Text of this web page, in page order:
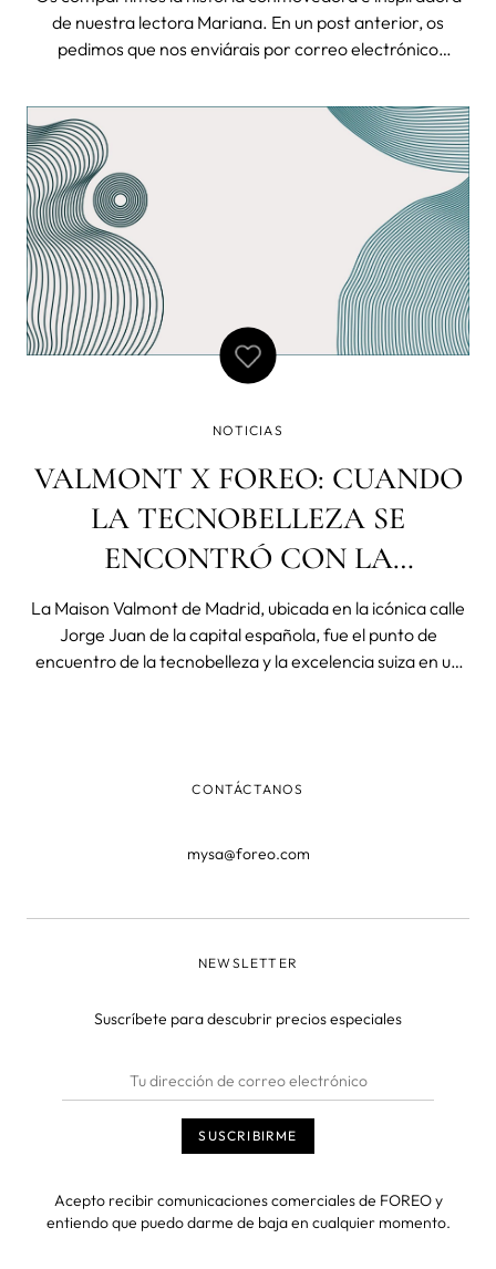
de nuestra lectora Mariana. En un post anterior, os
pedimos que nos enviárais por correo electrónico
habéis conseguido encontrar una rutina de cuidado de la
piel adecuada a vuestras necesidade
NOTICIAS
VALMONT X FOREO: CUANDO
LA TECNOBELLEZA SE
ENCONTRÓ CON LA
EXCELENCIA SUIZA
La Maison Valmont de Madrid, ubicada en la icónica calle
Jorge Juan de la capital española, fue el punto de
encuentro de la tecnobelleza y la excelencia suiza en un
CONTÁCTANOS
mysa@foreo.com
NEWSLETTER
Suscríbete para descubrir precios especiales
Acepto recibir comunicaciones comerciales de FOREO y
entiendo que puedo darme de baja en cualquier momento.